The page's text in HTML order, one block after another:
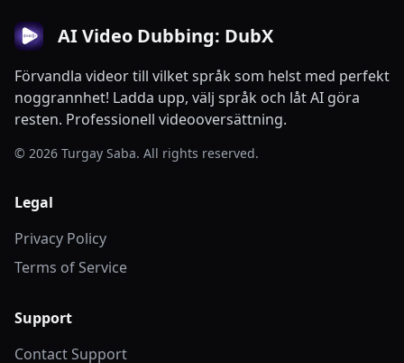
AI Video Dubbing: DubX
Förvandla videor till vilket språk som helst med perfekt
noggrannhet! Ladda upp, välj språk och låt AI göra
resten. Professionell videooversättning.
© 2026 Turgay Saba. All rights reserved.
Legal
Privacy Policy
Terms of Service
Support
Contact Support